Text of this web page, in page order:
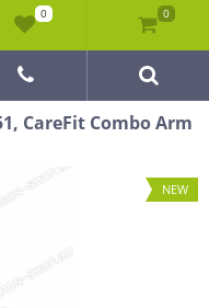
CareFit Combo Arm
NEW
0 0